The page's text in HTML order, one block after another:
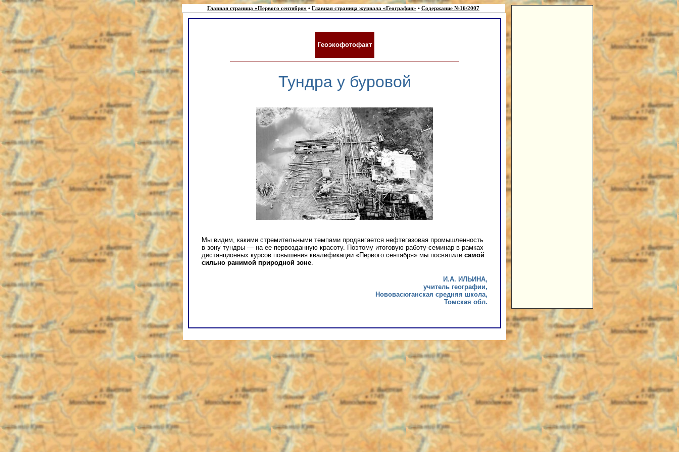
Главная страница «Первого сентября» • Главная страница журнала «География» • Содержание №16/2007
Геоэкофотофакт
Тундра у буровой
Мы видим, какими стремительными темпами продвигается нефтегазовая промышленность
в зону тундры — на ее первозданную красоту. Поэтому итоговую работу-семинар в рамках
дистанционных курсов повышения квалификации «Первого сентября» мы посвятили самой
сильно ранимой природной зоне.
И.А. ИЛЬИНА,
учитель географии,
Нововасюганская средняя школа,
Томская обл.